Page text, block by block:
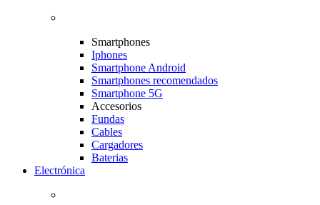
Smartphones
Iphones
Smartphone Android
Smartphones recomendados
Smartphone 5G
Accesorios
Fundas
Cables
Cargadores
Baterias
Electrónica